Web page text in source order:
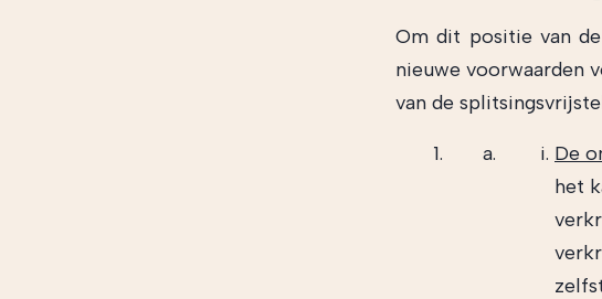
Om dit positie van
nieuwe voorwaarden
van de
De
het